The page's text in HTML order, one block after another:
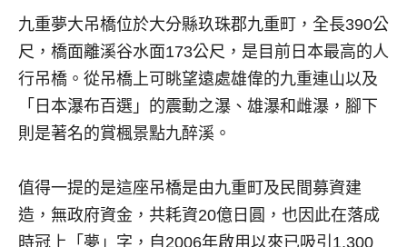
九重夢大吊橋位於大分縣玖珠郡九重町，全長390公
尺，橋面離溪谷水面173公尺，是目前日本最高的人
行吊橋。從吊橋上可眺望遠處雄偉的九重連山以及
「日本瀑布百選」的震動之瀑、雄瀑和雌瀑，腳下
則是著名的賞楓景點九醉溪。
值得一提的是這座吊橋是由九重町及民間募資建
造，無政府資金，共耗資20億日圓，也因此在落成
時冠上「夢」字，自2006年啟用以來已吸引1,300